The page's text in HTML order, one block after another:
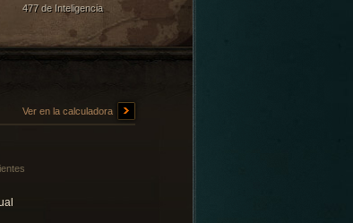
477 de Inteligencia
Ver en la calculadora